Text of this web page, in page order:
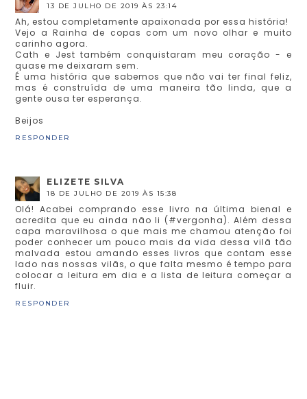
13 DE JULHO DE 2019 ÀS 23:14
Ah, estou completamente apaixonada por essa história!
Vejo a Rainha de copas com um novo olhar e muito
carinho agora.
Cath e Jest também conquistaram meu coração - e
quase me deixaram sem.
É uma história que sabemos que não vai ter final feliz,
mas é construída de uma maneira tão linda, que a
gente ousa ter esperança.
Beijos
RESPONDER
ELIZETE SILVA
18 DE JULHO DE 2019 ÀS 15:38
Olá! Acabei comprando esse livro na última bienal e
acredita que eu ainda não li (#vergonha). Além dessa
capa maravilhosa o que mais me chamou atenção foi
poder conhecer um pouco mais da vida dessa vilã tão
malvada estou amando esses livros que contam esse
lado nas nossas vilãs, o que falta mesmo é tempo para
colocar a leitura em dia e a lista de leitura começar a
fluir.
RESPONDER